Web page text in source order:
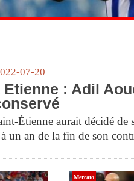
07-20
Etienne : Adil
Étienne aurait décidé de
un an de la fin de son
Mercato